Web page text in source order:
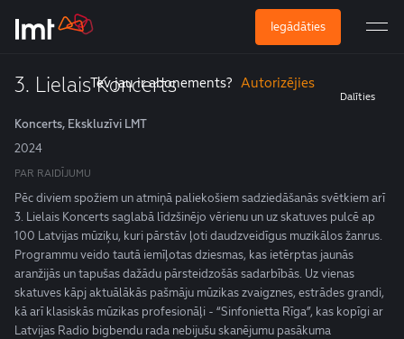
Iegādāties
Tev jau ir abonements? Autorizējies
3. Lielais Koncerts Dalīties
Koncerts, Ekskluzīvi LMT
2024
PAR RAIDĪJUMU
Pēc diviem spožiem un atmiņā paliekošiem sadziedāšanās svētkiem arī
3. Lielais Koncerts saglabā līdzšinējo vērienu un uz skatuves pulcē ap
100 Latvijas mūziķu, kuri pārstāv ļoti daudzveidīgus muzikālos žanrus.
Programmu veido tautā iemīļotas dziesmas, kas ietērptas jaunās
aranžijās un tapušas dažādu pārsteidzošās sadarbībās. Uz vienas
skatuves kāpj aktuālākās pašmāju mūzikas zvaigznes, estrādes grandi,
kā arī klasiskās mūzikas profesionāļi - “Sinfonietta Rīga”, kas kopīgi ar
Latvijas Radio bigbendu rada nebijušu skanējumu pasākuma